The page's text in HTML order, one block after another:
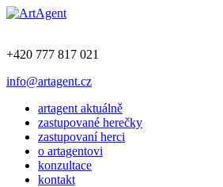
+420 777 817 021
info@artagent.cz
artagent aktuálně
zastupované herečky
zastupovaní herci
o artagentovi
konzultace
kontakt